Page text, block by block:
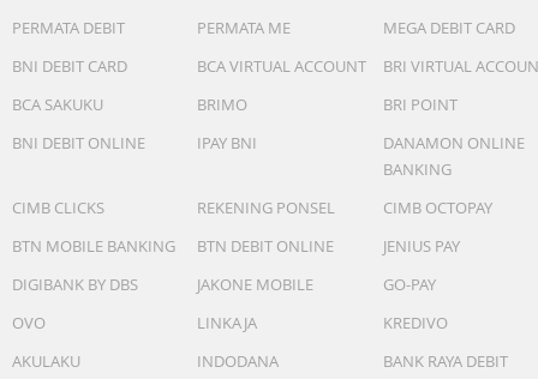
Bersantailah dan biarkan musik menjadi pusat perhatian.
Active Noise cancellation mengurangi kebisingan yang
perlu - menciptakan ruang yang tenang untuk
mendengarkan lagu-lagu hits terbaru atau podcast
Anda.
PERMATA DEBIT
PERMATA ME
MEGA DEBIT CARD
BNI DEBIT CARD
BCA VIRTUAL ACCOUNT
BRI VIRTUAL
BCA SAKUKU
BRIMO
BRI POINT
BNI DEBIT ONLINE
IPAY BNI
DANAMON ONLINE
BANKING
CIMB CLICKS
REKENING PONSEL
CIMB OCTOPAY
BTN MOBILE BANKING
BTN DEBIT ONLINE
JENIUS PAY
DIGIBANK BY DBS
JAKONE MOBILE
GO-PAY
OVO
LINKAJA
KREDIVO
AKULAKU
INDODANA BANK RAYA DEBIT